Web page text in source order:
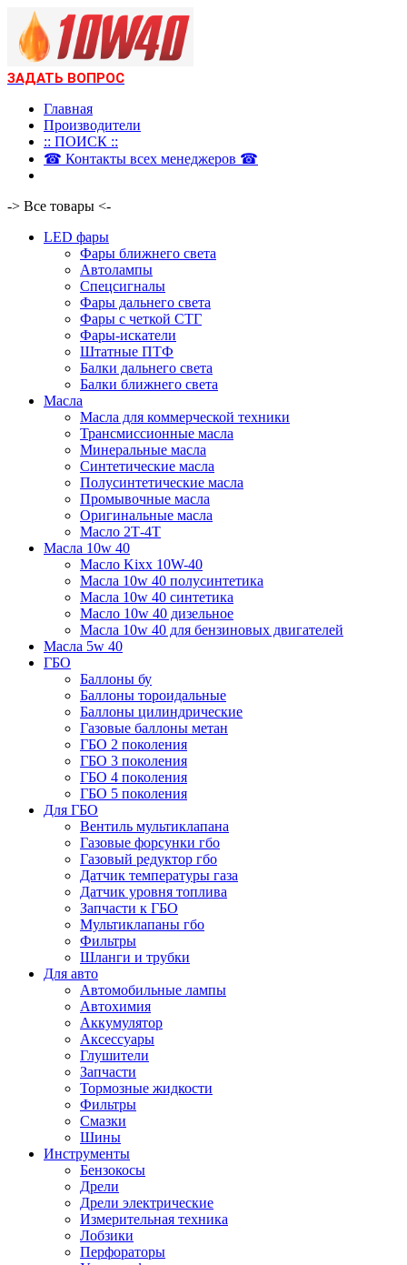
ЗАДАТЬ ВОПРОС
Главная
Производители
:: ПОИСК ::
☎ Контакты всех менеджеров ☎
-> Все товары <-
LED фары
Фары ближнего света
Автолампы
Спецсигналы
Фары дальнего света
Фары с четкой СТГ
Фары-искатели
Штатные ПТФ
Балки дальнего света
Балки ближнего света
Масла
Масла для коммерческой техники
Трансмиссионные масла
Минеральные масла
Синтетические масла
Полусинтетические масла
Промывочные масла
Оригинальные масла
Масло 2Т-4Т
Масла 10w 40
Mасло Kixx 10W-40
Масла 10w 40 полусинтетика
Масла 10w 40 синтетика
Масло 10w 40 дизельное
Масла 10w 40 для бензиновых двигателей
Масла 5w 40
ГБО
Баллоны бу
Баллоны тороидальные
Баллоны цилиндрические
Газовые баллоны метан
ГБО 2 поколения
ГБО 3 поколения
ГБО 4 поколения
ГБО 5 поколения
Для ГБО
Вентиль мультиклапана
Газовые форсунки гбо
Газовый редуктор гбо
Датчик температуры газа
Датчик уровня топлива
Запчасти к ГБО
Мультиклапаны гбо
Фильтры
Шланги и трубки
Для авто
Автомобильные лампы
Автохимия
Аккумулятор
Аксессуары
Глушители
Запчасти
Тормозные жидкости
Фильтры
Смазки
Шины
Инструменты
Бензокосы
Дрели
Дрели электрические
Измерительная техника
Лобзики
Перфораторы